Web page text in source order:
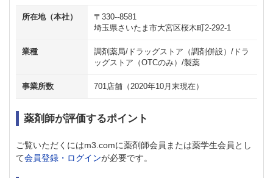
所在地（本社）
〒330--8581
埼玉県さいたま市大宮区桜木町2-292-1
業種
調剤薬局/ドラッグストア（調剤併設）/ドラ
ッグストア（OTCのみ）/製薬
事業所数 701店舗（2020年10月末現在）
薬剤師が評価するポイント
ご覧いただくにはm3.comに薬剤師会員または薬学生会員とし
て会員登録・ログインが必要です。